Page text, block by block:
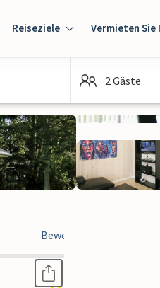
Reiseziele Vermieten
2 Gäste
Bewertungen